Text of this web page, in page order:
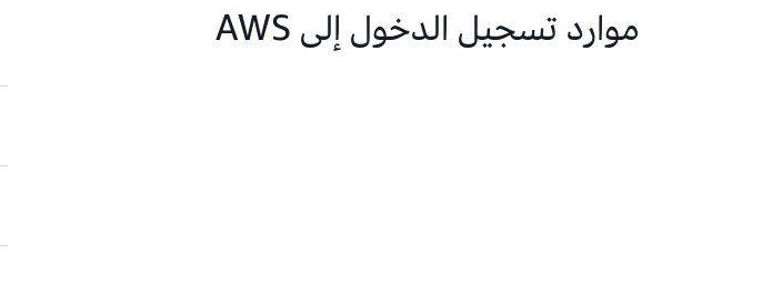
موارد تسجيل الدخول إلى AWS